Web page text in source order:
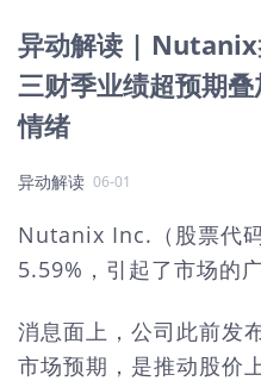
异动解读 | Nutanix
三财季业绩超预期
情绪
异动解读 06-01
Nutanix Inc.（股票代
5.59%，引起了市场的广
消息面上，公司此前发
市场预期，是推动股价